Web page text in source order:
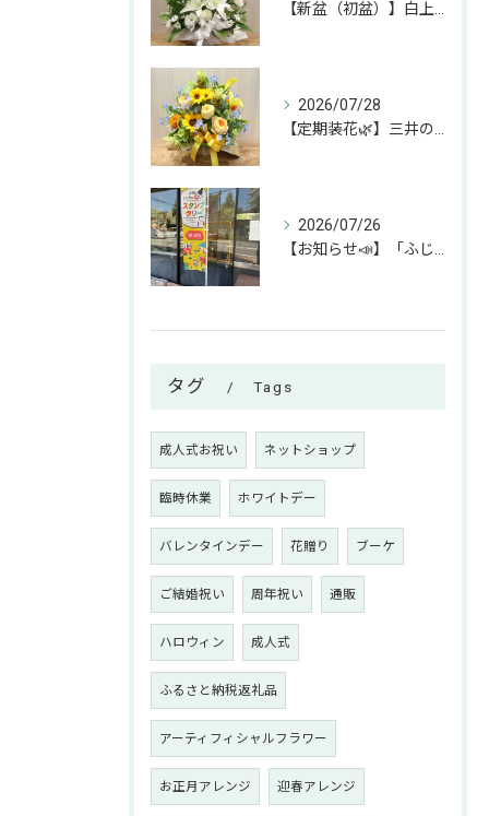
2026/07/28
2026/07/26
タグ Tags
成人式お祝い ネットショップ
臨時休業 ホワイトデー
バレンタインデー 花贈り ブーケ
ご結婚祝い 周年祝い 通販
ハロウィン 成人式
ふるさと納税返礼品
アーティフィシャルフラワー
お正月アレンジ 迎春アレンジ